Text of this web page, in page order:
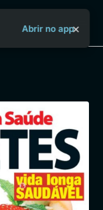
Bancah
Abrir no app×